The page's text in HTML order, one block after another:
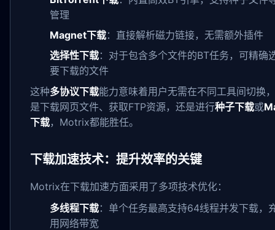
管理
Magnet下载：直接解析磁力链接，无需额外插件
选择性下载：对于包含多个文件的BT任务，可精确
要下载的文件
这种多协议下载能力意味着用户无需在不同工具间切换
是下载网页文件、获取FTP资源，还是进行种子下载或
下载，Motrix都能胜任。
下载加速技术：提升效率的关键
Motrix在下载加速方面采用了多项技术优化：
多线程下载：单个任务最高支持64线程并发下载，
用网络带宽